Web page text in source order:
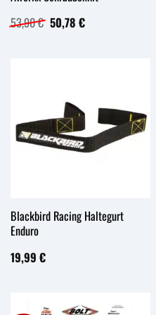
53,90€ Ursprünglicher
Preis
50,78 €Aktueller
Blackbird Racing Haltegurt
Enduro
19,99 €